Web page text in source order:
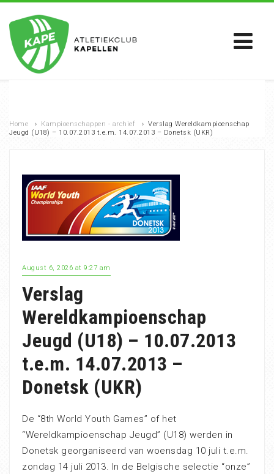
Home › Kampioenschappen - archief › Verslag Wereldkampioenschap
Jeugd (U18) – 10.07.2013 t.e.m. 14.07.2013 – Donetsk (UKR)
August 6, 2026 at 9:27 am
Verslag
Wereldkampioenschap
Jeugd (U18) – 10.07.2013
t.e.m. 14.07.2013 –
Donetsk (UKR)
De “8th World Youth Games” of het
“Wereldkampioenschap Jeugd” (U18) werden in
Donetsk georganiseerd van woensdag 10 juli t.e.m.
zondag 14 juli 2013. In de Belgische selectie “onze”